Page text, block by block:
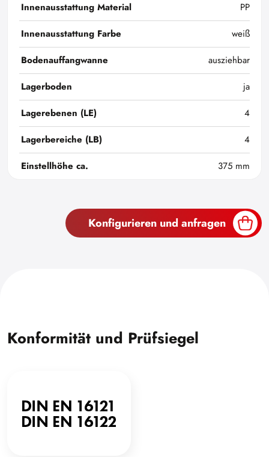
Innenausstattung Material
PP
Innenausstattung Farbe
weiß
Bodenauffangwanne
ausziehbar
Lagerboden
ja
Lagerebenen (LE)
4
Lagerbereiche (LB)
4
Einstellhöhe ca.
375 mm
Konfigurieren und anfragen
Konformität und Prüfsiegel